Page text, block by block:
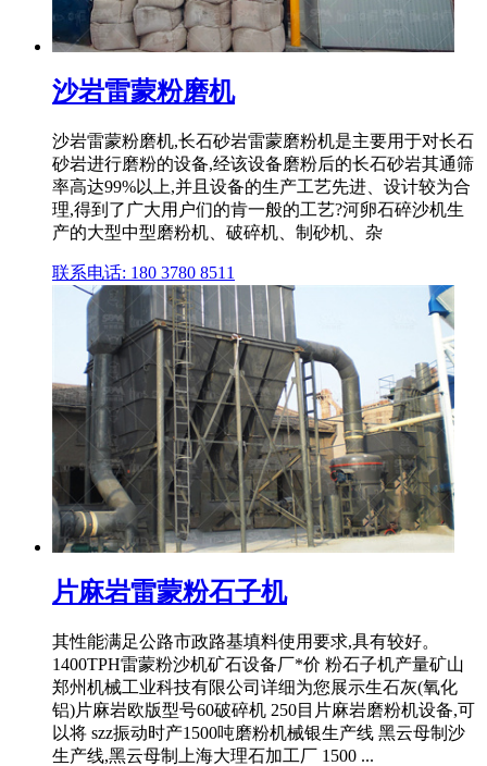
沙岩雷蒙粉磨机
沙岩雷蒙粉磨机,长石砂岩雷蒙磨粉机是主要用于对长石
砂岩进行磨粉的设备,经该设备磨粉后的长石砂岩其通筛
率高达99%以上,并且设备的生产工艺先进、设计较为合
理,得到了广大用户们的肯一般的工艺?河卵石碎沙机生
产的大型中型磨粉机、破碎机、制砂机、杂
联系电话: 180 3780 8511
片麻岩雷蒙粉石子机
其性能满足公路市政路基填料使用要求,具有较好。
1400TPH雷蒙粉沙机矿石设备厂*价 粉石子机产量矿山
郑州机械工业科技有限公司详细为您展示生石灰(氧化
铝)片麻岩欧版型号60破碎机 250目片麻岩磨粉机设备,可
以将 szz振动时产1500吨磨粉机械银生产线 黑云母制沙
生产线,黑云母制上海大理石加工厂 1500 ...